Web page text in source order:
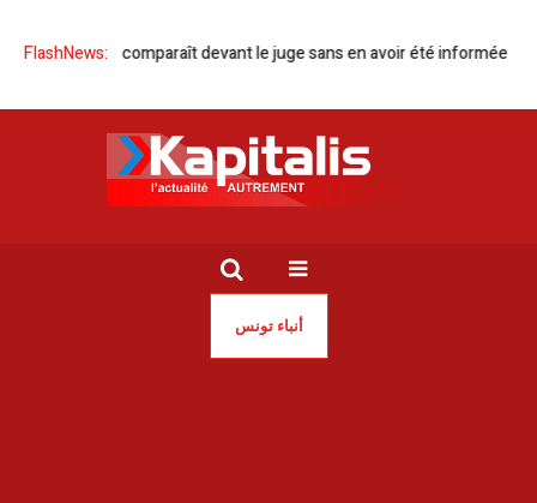
FlashNews:
Dahmani comparaît devant le juge sans en avoir été informée
أنباء تونس